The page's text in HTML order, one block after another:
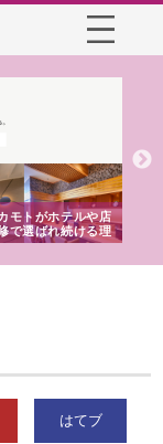
モトがホテルや店
で選ばれ続ける理
はてブ